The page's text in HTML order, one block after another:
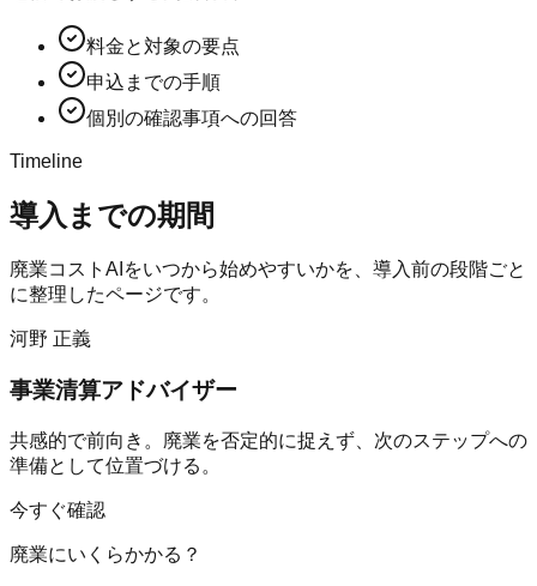
料金と対象の要点
申込までの手順
個別の確認事項への回答
Timeline
導入までの期間
廃業コストAI をいつから始めやすいかを、導入前の段階ごと
に整理したページです。
河野 正義
事業清算アドバイザー
共感的で前向き。廃業を否定的に捉えず、次のステップへの
準備として位置づける。
今すぐ確認
廃業にいくらかかる？